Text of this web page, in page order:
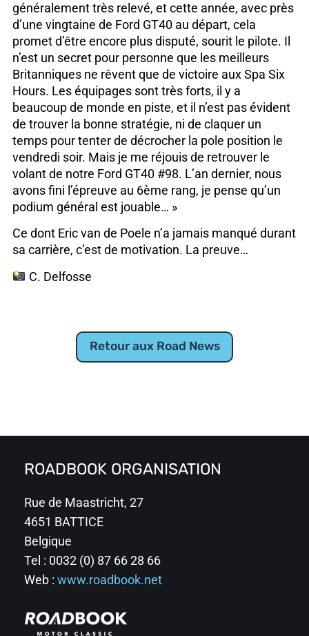
généralement très relevé, et cette année, avec près
d’une vingtaine de Ford GT40 au départ, cela
promet d’être encore plus disputé, sourit le pilote. Il
n’est un secret pour personne que les meilleurs
Britanniques ne rêvent que de victoire aux Spa Six
Hours. Les équipages sont très forts, il y a
beaucoup de monde en piste, et il n’est pas évident
de trouver la bonne stratégie, ni de claquer un
temps pour tenter de décrocher la pole position le
vendredi soir. Mais je me réjouis de retrouver le
volant de notre Ford GT40 #98. L’an dernier, nous
avons fini l’épreuve au 6ème rang, je pense qu’un
podium général est jouable… »
Ce dont Eric van de Poele n’a jamais manqué durant
sa carrière, c’est de motivation. La preuve…
C. Delfosse
Retour aux Road News
ROADBOOK ORGANISATION
Rue de Maastricht, 27
4651 BATTICE
Belgique
Tel : 0032 (0) 87 66 28 66
Web :www.roadbook.net